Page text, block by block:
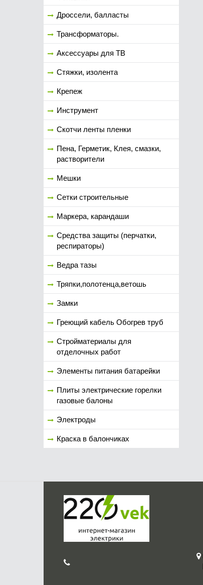
Дроссели, балласты
Трансформаторы.
Аксессуары для ТВ
Стяжки, изолента
Крепеж
Инструмент
Скотчи ленты пленки
Пена, Герметик, Клея, смазки,
растворители
Мешки
Сетки строительные
Маркера, карандаши
Средства защиты (перчатки,
респираторы)
Ведра тазы
Тряпки,полотенца,ветошь
Замки
Греющий кабель Обогрев труб
Стройматериалы для
отделочных работ
Элементы питания батарейки
Плиты электрические горелки
газовые балоны
Электроды
Краска в балончиках